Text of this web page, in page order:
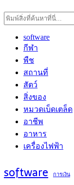
ค้นหา
software
กีฬา
พืช
สถานที่
สัตว์
สิ่งของ
หมวดเบ็ดเตล็ด
อาชีพ
อาหาร
เครื่องไฟฟ้า
software การเงิน